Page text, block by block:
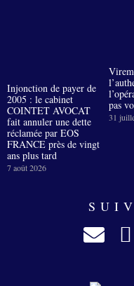
Injonction de payer de
2005 : le cabinet
COINTET AVOCAT
fait annuler une dette
réclamée par EOS
FRANCE près de vingt
ans plus tard
7 août 2026
pas
31